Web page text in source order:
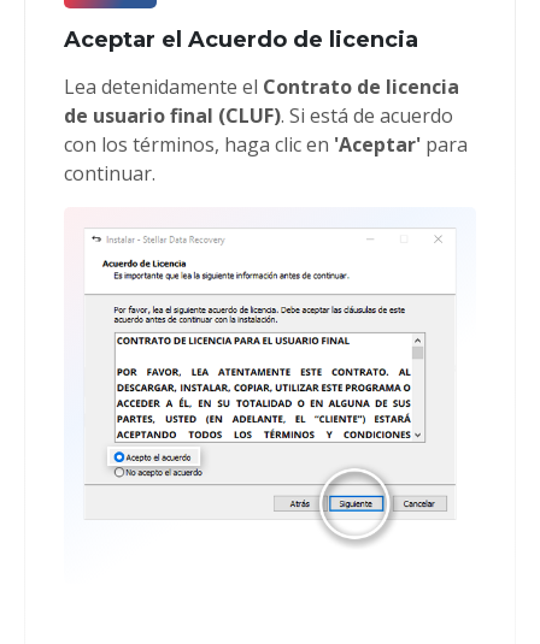
Aceptar el Acuerdo de licencia
Lea detenidamente el Contrato de licencia
de usuario final (CLUF). Si está de acuerdo
con los términos, haga clic en 'Aceptar'para
continuar.